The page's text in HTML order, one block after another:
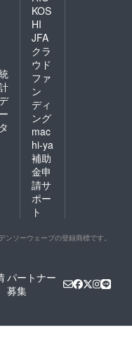
ー
タ
KOS
HI
JFA
クラ
ウド
ファ
ン
ディ
ング
mac
hi-ya
補助
金申
請サ
ポー
ト
ンソーウェーブの登録商標です。
パートナー
募集